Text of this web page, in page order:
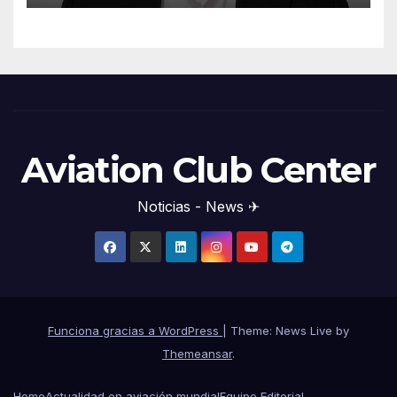
Aviation Club Center
Noticias - News ✈
Funciona gracias a WordPress
Theme: News Live by
Themeansar.